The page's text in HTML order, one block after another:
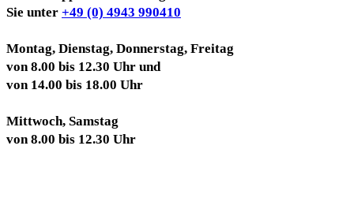
Sie unter +49 (0) 4943 990410
Montag, Dienstag, Donnerstag, Freitag
von 8.00 bis 12.30 Uhr und
von 14.00 bis 18.00 Uhr
Mittwoch, Samstag
von 8.00 bis 12.30 Uhr